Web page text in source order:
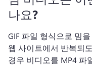
나요?
GIF 파일 형식으로 밈
웹 사이트에서 반복되
경우 비디오를 MP4 파